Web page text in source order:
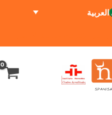
العربية